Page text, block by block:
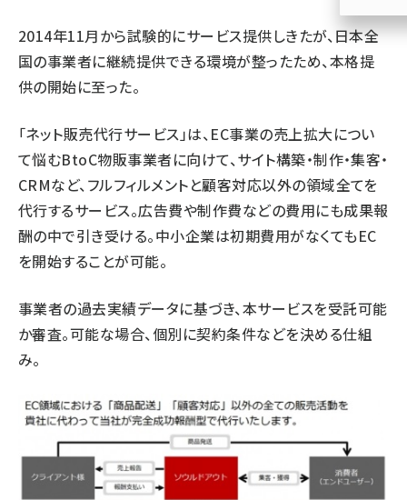
2014年11月から試験的にサービス提供しきたが、日本全
国の事業者に継続提供できる環境が整ったため、本格提
供の開始に至った。
「ネット販売代行サービス」は、EC事業の売上拡大につい
て悩むBtoC物販事業者に向けて、サイト構築・制作・集客・
CRMなど、フルフィルメントと顧客対応以外の領域全てを
代行するサービス。広告費や制作費などの費用にも成果報
酬の中で引き受ける。中小企業は初期費用がなくてもEC
を開始することが可能。
事業者の過去実績データに基づき、本サービスを受託可能
か審査。可能な場合、個別に契約条件などを決める仕組
み。
参